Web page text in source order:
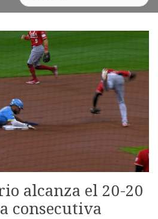
alcanza el 20-20
consecutiva